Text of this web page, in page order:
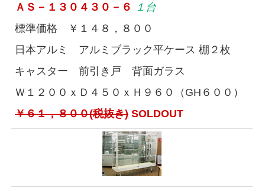
ＡＳ－１３０４３０－６ １台
標準価格 ￥１４８，８００
日本アルミ アルミブラック平ケース 棚２枚
キャスター 前引き戸 背面ガラス
Ｗ１２００ｘＤ４５０ｘＨ９６０（GH６００）
￥６１，８００(税抜き) SOLDOUT